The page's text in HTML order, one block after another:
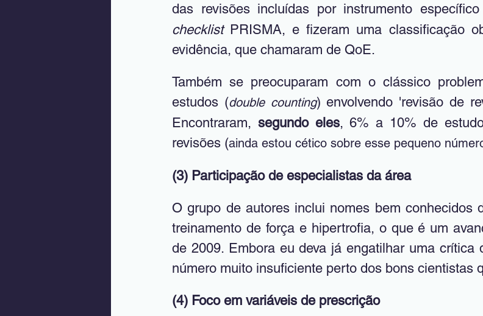
das revisões incluídas por instrumento
checklist PRISMA, e fizeram uma classificação
evidência, que chamaram de QoE.
Também se preocuparam com o clássico
estudos (double counting) envolvendo 'revisão de
Encontraram, segundo eles, 6% a 10% de
revisões (ainda estou cético sobre esse pequeno
(3) Participação de especialistas da área
O grupo de autores inclui nomes bem conhecidos
treinamento de força e hipertrofia, o que é um
de 2009. Embora eu deva já engatilhar uma crítica
número muito insuficiente perto dos bons cientistas
(4) Foco em variáveis de prescrição